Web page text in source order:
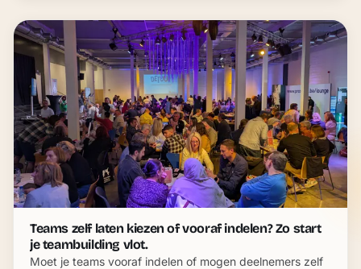
Teams zelf laten kiezen of vooraf indelen? Zo start
je teambuilding vlot.
Moet je teams vooraf indelen of mogen deelnemers zelf